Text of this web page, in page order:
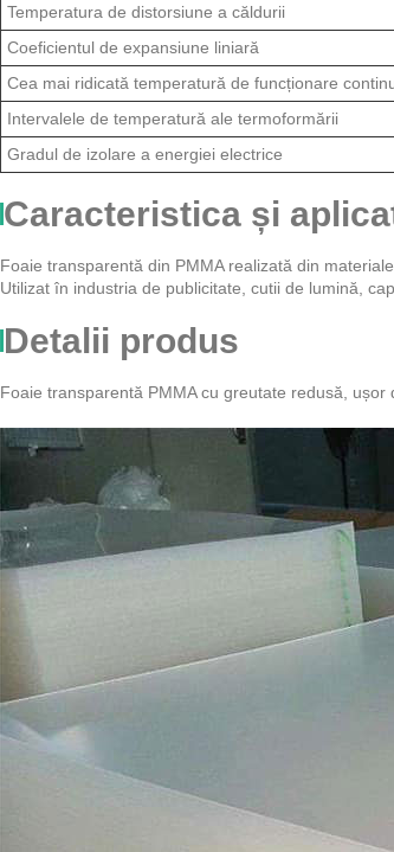
Temperatura de distorsiune a căldurii
Coeficientul de expansiune liniară
Cea mai ridicată temperatură de funcționare
Intervalele de temperatură ale termoformării
Gradul de izolare a energiei electrice
Caracteristica și
Foaie transparentă din PMMA realizată din
Utilizat în industria de publicitate, cutii de lumină,
Detalii produs
Foaie transparentă PMMA cu greutate redusă, ușor